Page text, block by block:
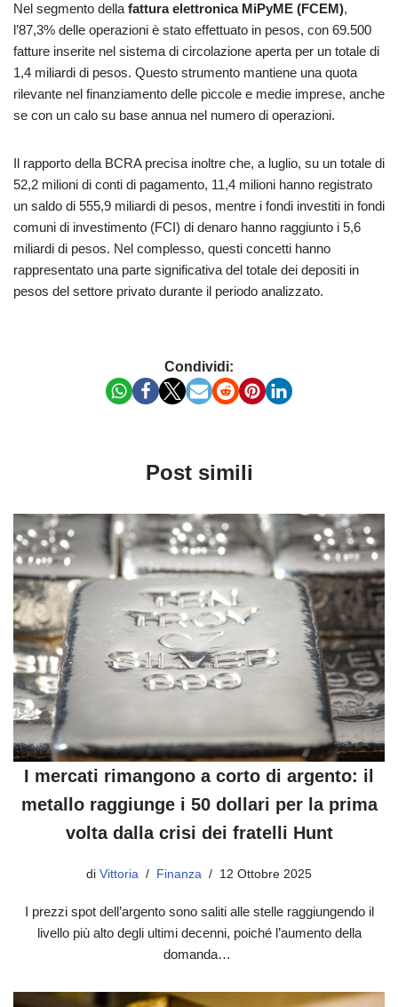
Nel segmento della fattura elettronica MiPyME (FCEM),
l’87,3% delle operazioni è stato effettuato in pesos, con 69.500
fatture inserite nel sistema di circolazione aperta per un totale di
1,4 miliardi di pesos. Questo strumento mantiene una quota
rilevante nel finanziamento delle piccole e medie imprese, anche
se con un calo su base annua nel numero di operazioni.
Il rapporto della BCRA precisa inoltre che, a luglio, su un totale di
52,2 milioni di conti di pagamento, 11,4 milioni hanno registrato
un saldo di 555,9 miliardi di pesos, mentre i fondi investiti in fondi
comuni di investimento (FCI) di denaro hanno raggiunto i 5,6
miliardi di pesos. Nel complesso, questi concetti hanno
rappresentato una parte significativa del totale dei depositi in
pesos del settore privato durante il periodo analizzato.
Condividi:
Post simili
I mercati rimangono a corto di argento: il
metallo raggiunge i 50 dollari per la prima
volta dalla crisi dei fratelli Hunt
di Vittoria Finanza 12 Ottobre 2025
I prezzi spot dell’argento sono saliti alle stelle raggiungendo il
livello più alto degli ultimi decenni, poiché l’aumento della
domanda…